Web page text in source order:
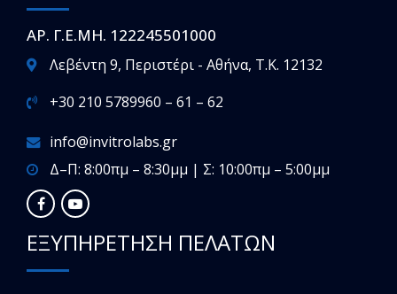
ΑΡ. Γ.Ε.ΜΗ. 122245501000
Λεβέντη 9, Περιστέρι - Αθήνα, T.K. 12132
+30 210 5789960 – 61 – 62
info@invitrolabs.gr
Δ–Π: 8:00πμ – 8:30μμ | Σ: 10:00πμ – 5:00μμ
ΕΞΥΠΗΡΕΤΗΣΗ ΠΕΛΑΤΩΝ